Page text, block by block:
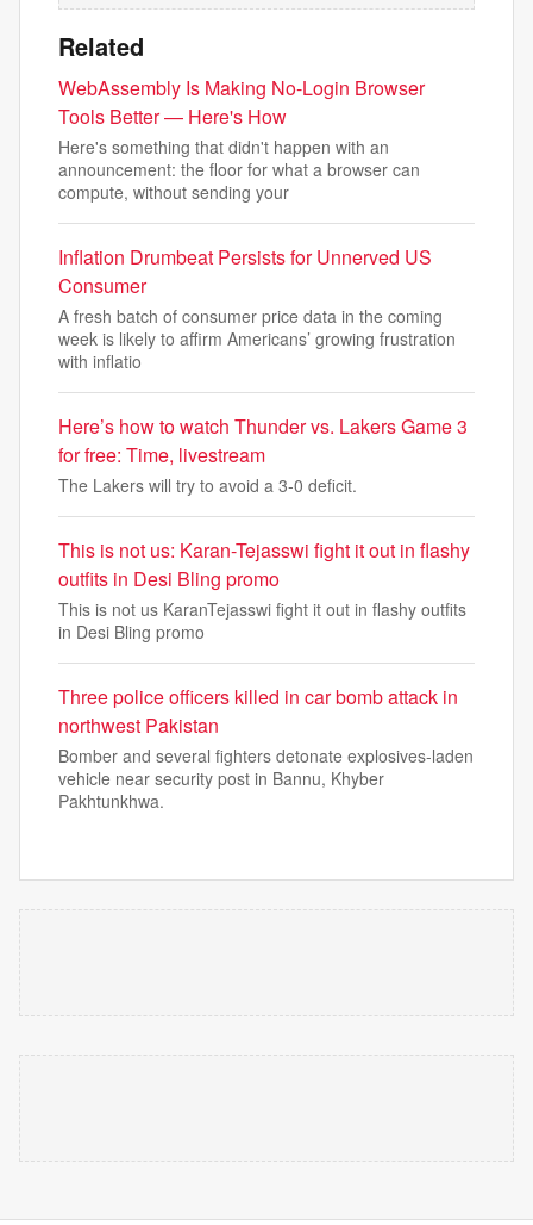
Related
WebAssembly Is Making No-Login Browser
Tools Better — Here's How
Here's something that didn't happen with an
announcement: the floor for what a browser can
compute, without sending your
Inflation Drumbeat Persists for Unnerved US
Consumer
A fresh batch of consumer price data in the coming
week is likely to affirm Americans’ growing frustration
with inflatio
Here’s how to watch Thunder vs. Lakers Game 3
for free: Time, livestream
The Lakers will try to avoid a 3-0 deficit.
This is not us: Karan-Tejasswi fight it out in flashy
outfits in Desi Bling promo
This is not us KaranTejasswi fight it out in flashy outfits
in Desi Bling promo
Three police officers killed in car bomb attack in
northwest Pakistan
Bomber and several fighters detonate explosives-laden
vehicle near security post in Bannu, Khyber
Pakhtunkhwa.